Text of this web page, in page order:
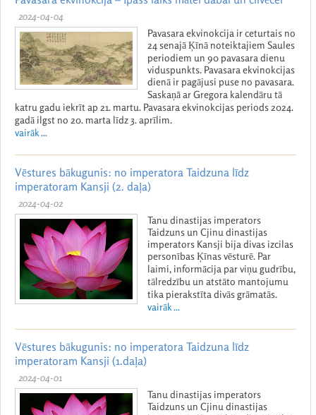
2024-04-04
Pavasara ekvinokcija ir ceturtais no
24 senajā Ķīnā noteiktajiem Saules
periodiem un 90 pavasara dienu
viduspunkts. Pavasara ekvinokcijas
dienā ir pagājusi puse no pavasara.
Saskaņā ar Gregora kalendāru tā
katru gadu iekrīt ap 21. martu. Pavasara ekvinokcijas periods 2024.
gadā ilgst no 20. marta līdz 3. aprīlim.
vairāk ...
Vēstures bākugunis: no imperatora Taidzuna līdz
imperatoram Kansji (2. daļa)
2024-04-02
Tanu dinastijas imperators
Taidzuns un Cjinu dinastijas
imperators Kansji bija divas izcilas
personības Ķīnas vēsturē. Par
laimi, informācija par viņu gudrību,
tālredzību un atstāto mantojumu
tika pierakstīta divās grāmatās.
vairāk ...
Vēstures bākugunis: no imperatora Taidzuna līdz
imperatoram Kansji (1.daļa)
2024-04-01
Tanu dinastijas imperators
Taidzuns un Cjinu dinastijas